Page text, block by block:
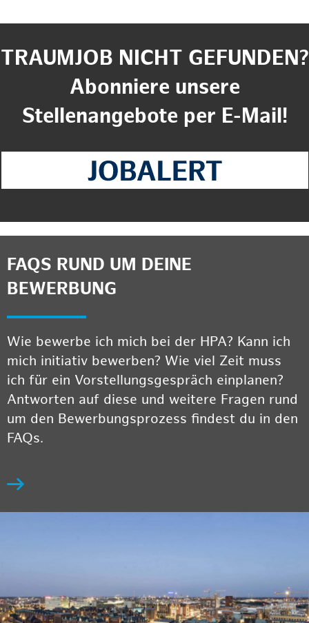
TRAUMJOB NICHT GEFUNDEN?
Abonniere unsere
Stellenangebote per E-Mail!
FAQS RUND UM DEINE
BEWERBUNG
Wie bewerbe ich mich bei der HPA? Kann ich
mich initiativ bewerben? Wie viel Zeit muss
ich für ein Vorstellungsgespräch einplanen?
Antworten auf diese und weitere Fragen rund
um den Bewerbungsprozess findest du in den
FAQs.